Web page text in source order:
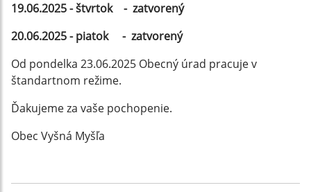
19.06.2025 - štvrtok - zatvorený
20.06.2025 - piatok - zatvorený
Od pondelka 23.06.2025 Obecný úrad pracuje v
štandartnom režime.
Ďakujeme za vaše pochopenie.
Obec Vyšná Myšľa